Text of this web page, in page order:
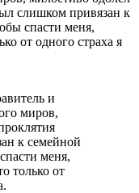
и
миров,
к семейной
меня,
только от